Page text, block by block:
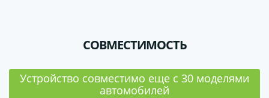
СОВМЕСТИМОСТЬ
Устройство совместимо еще с 30 моделями
автомобилей